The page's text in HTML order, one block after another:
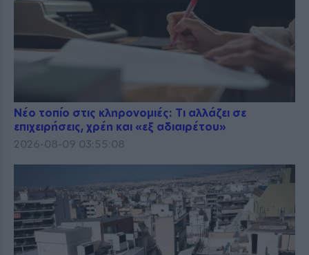
Νέο τοπίο στις κληρονομιές: Τι αλλάζει σε
επιχειρήσεις, χρέη και «εξ αδιαιρέτου»
2026-08-09 03:55:08